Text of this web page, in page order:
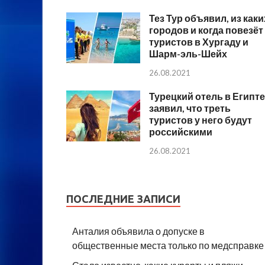
Тез Тур объявил, из
городов и когда повезёт
туристов в Хургаду и
Шарм-эль-Шейх
26.08.2021
Турецкий отель в Египте
заявил, что треть
туристов у него будут
российскими
26.08.2021
ПОСЛЕДНИЕ ЗАПИСИ
Анталия объявила о допуске в
общественные места только по медсправке